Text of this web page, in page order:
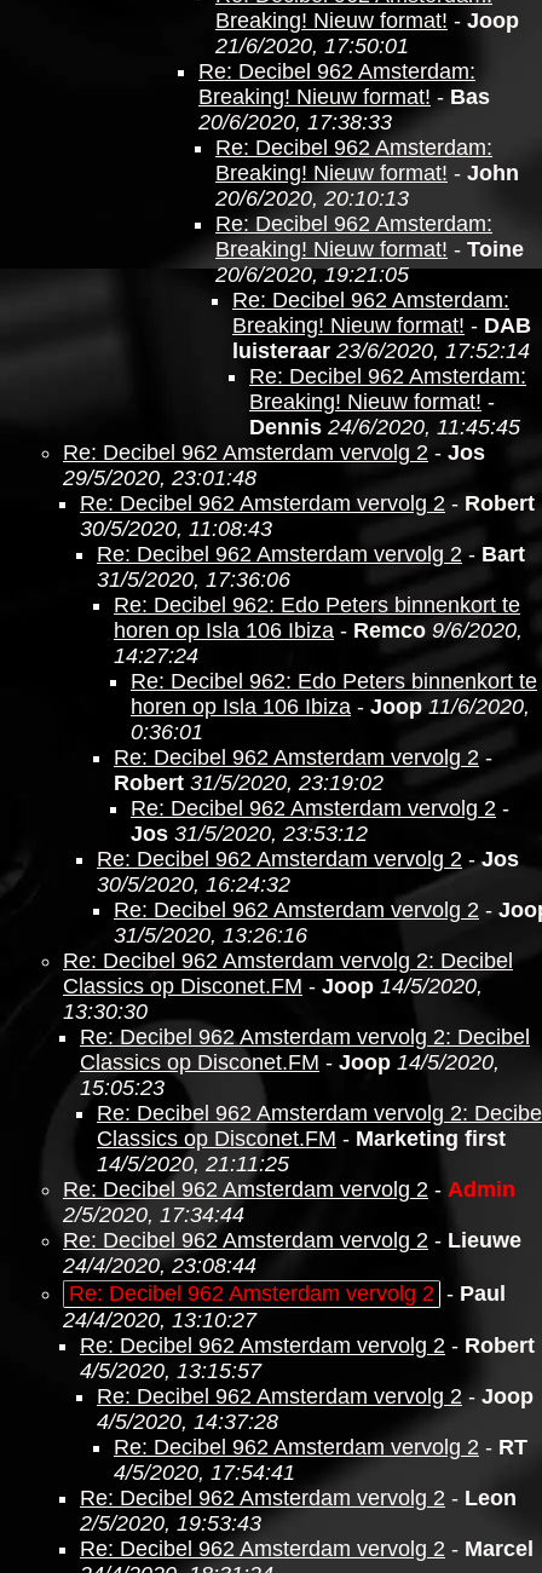
Breaking! Nieuw format! - Joop
21/6/2020, 17:50:01
Re: Decibel 962 Amsterdam:
Breaking! Nieuw format! - Bas
20/6/2020, 17:38:33
Re: Decibel 962 Amsterdam:
Breaking! Nieuw format! - John
20/6/2020, 20:10:13
Re: Decibel 962 Amsterdam:
Breaking! Nieuw format! - Toine
20/6/2020, 19:21:05
Re: Decibel 962 Amsterdam:
Breaking! Nieuw format! - DAB
luisteraar 23/6/2020, 17:52:14
Re: Decibel 962 Amsterdam:
Breaking! Nieuw format! -
Dennis 24/6/2020, 11:45:45
Re: Decibel 962 Amsterdam vervolg 2 - Jos
29/5/2020, 23:01:48
Re: Decibel 962 Amsterdam vervolg 2 - Robert
30/5/2020, 11:08:43
Re: Decibel 962 Amsterdam vervolg 2 - Bart
31/5/2020, 17:36:06
Re: Decibel 962: Edo Peters binnenkort te
horen op Isla 106 Ibiza - Remco 9/6/2020,
14:27:24
Re: Decibel 962: Edo Peters binnenkort te
horen op Isla 106 Ibiza - Joop 11/6/2020,
0:36:01
Re: Decibel 962 Amsterdam vervolg 2 -
Robert 31/5/2020, 23:19:02
Re: Decibel 962 Amsterdam vervolg 2 -
Jos 31/5/2020, 23:53:12
Re: Decibel 962 Amsterdam vervolg 2 -Jos
30/5/2020, 16:24:32
Re: Decibel 962 Amsterdam vervolg 2 -
31/5/2020, 13:26:16
Re: Decibel 962 Amsterdam vervolg 2: Decibel
Classics op Disconet.FM - Joop 14/5/2020,
13:30:30
Re: Decibel 962 Amsterdam vervolg 2: Decibel
Classics op Disconet.FM - Joop 14/5/2020,
15:05:23
Re: Decibel 962 Amsterdam vervolg 2:
Classics op Disconet.FM - Marketing first
14/5/2020, 21:11:25
Re: Decibel 962 Amsterdam vervolg 2 - Admin
2/5/2020, 17:34:44
Re: Decibel 962 Amsterdam vervolg 2 - Lieuwe
24/4/2020, 23:08:44
Re: Decibel 962 Amsterdam vervolg 2 - Paul
24/4/2020, 13:10:27
Re: Decibel 962 Amsterdam vervolg 2 - Robert
4/5/2020, 13:15:57
Re: Decibel 962 Amsterdam vervolg 2 - Joop
4/5/2020, 14:37:28
Re: Decibel 962 Amsterdam vervolg 2 - RT
4/5/2020, 17:54:41
Re: Decibel 962 Amsterdam vervolg 2 - Leon
2/5/2020, 19:53:43
Re: Decibel 962 Amsterdam vervolg 2 - Marcel